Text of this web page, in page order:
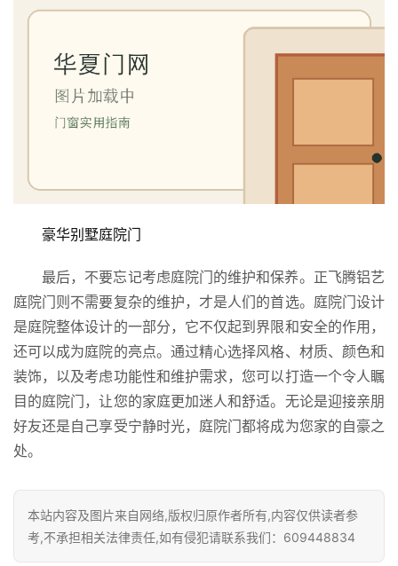
安
联
系
我
们
豪华别墅庭院门
最后，不要忘记考虑庭院门的维护和保养。正飞腾铝艺
庭院门则不需要复杂的维护，才是人们的首选。庭院门设计
是庭院整体设计的一部分，它不仅起到界限和安全的作用，
还可以成为庭院的亮点。通过精心选择风格、材质、颜色和
装饰，以及考虑功能性和维护需求，您可以打造一个令人瞩
目的庭院门，让您的家庭更加迷人和舒适。无论是迎接亲朋
好友还是自己享受宁静时光，庭院门都将成为您家的自豪之
处。
本站内容及图片来自网络,版权归原作者所有,内容仅供读者参
考,不承担相关法律责任,如有侵犯请联系我们：609448834